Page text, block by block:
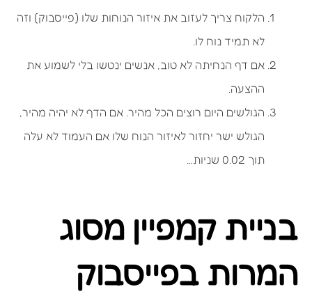
הלקוח צריך לעזוב את איזור הנוחות שלו (פייסבוק) וזה
לא תמיד נוח לו.
אם דף הנחיתה לא טוב, אנשים ינטשו בלי לשמוע את
ההצעה.
הגולשים היום רוצים הכל מהיר. אם הדף לא יהיה מהיר,
הגולש ישר יחזור לאיזור הנוח שלו אם העמוד לא עלה
תוך 0.02 שניות…
בניית קמפיין מסוג
המרות בפייסבוק